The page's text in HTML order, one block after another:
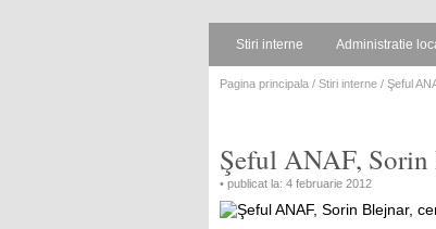
Stiri interne Administratie
Pagina principala / Stiri interne / Şeful
Şeful ANAF, Sorin
• publicat la: 4 februarie 2012